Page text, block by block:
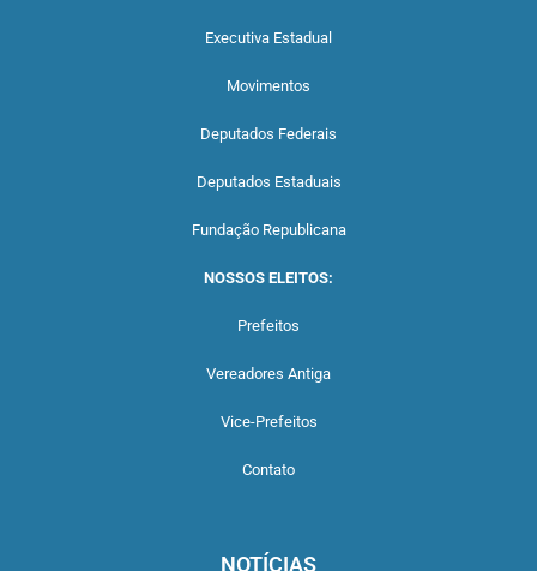
Executiva Estadual
Movimentos
Deputados Federais
Deputados Estaduais
Fundação Republicana
NOSSOS ELEITOS:
Prefeitos
Vereadores Antiga
Vice-Prefeitos
Contato
NOTÍCIAS